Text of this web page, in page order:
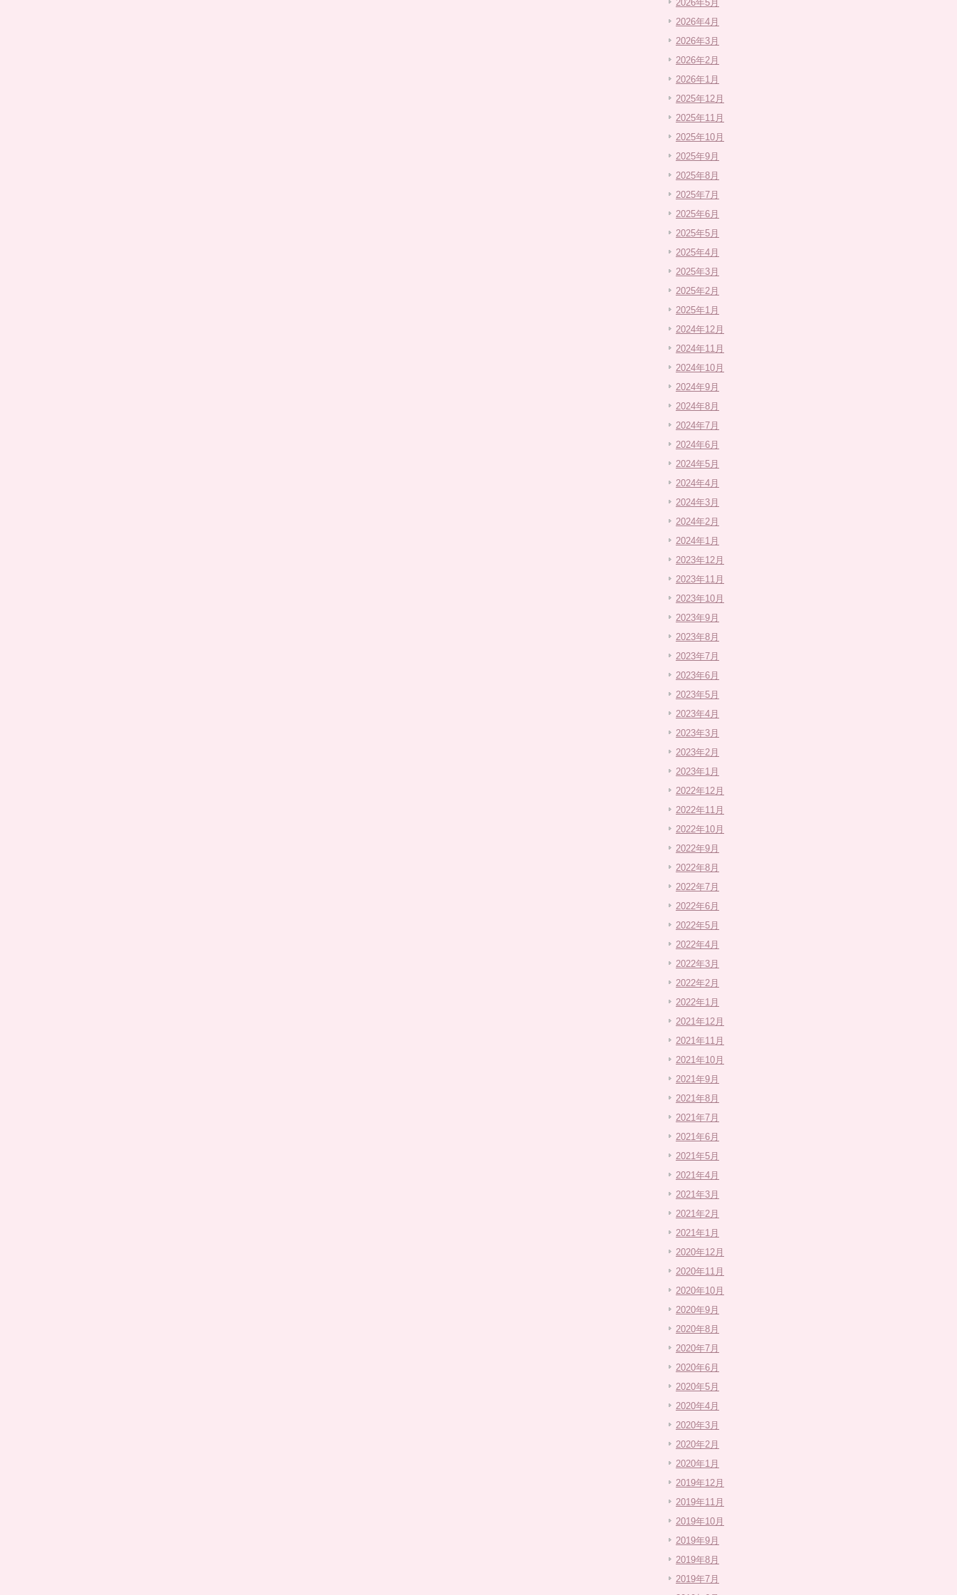
2026年5月
2026年4月
2026年3月
2026年2月
2026年1月
2025年12月
2025年11月
2025年10月
2025年9月
2025年8月
2025年7月
2025年6月
2025年5月
2025年4月
2025年3月
2025年2月
2025年1月
2024年12月
2024年11月
2024年10月
2024年9月
2024年8月
2024年7月
2024年6月
2024年5月
2024年4月
2024年3月
2024年2月
2024年1月
2023年12月
2023年11月
2023年10月
2023年9月
2023年8月
2023年7月
2023年6月
2023年5月
2023年4月
2023年3月
2023年2月
2023年1月
2022年12月
2022年11月
2022年10月
2022年9月
2022年8月
2022年7月
2022年6月
2022年5月
2022年4月
2022年3月
2022年2月
2022年1月
2021年12月
2021年11月
2021年10月
2021年9月
2021年8月
2021年7月
2021年6月
2021年5月
2021年4月
2021年3月
2021年2月
2021年1月
2020年12月
2020年11月
2020年10月
2020年9月
2020年8月
2020年7月
2020年6月
2020年5月
2020年4月
2020年3月
2020年2月
2020年1月
2019年12月
2019年11月
2019年10月
2019年9月
2019年8月
2019年7月